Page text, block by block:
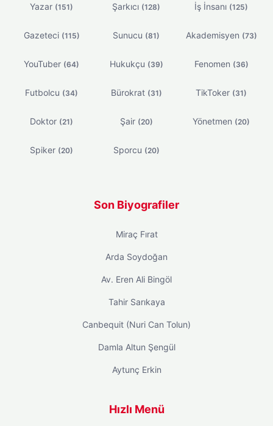
Yazar (151) Şarkıcı (128) İş İnsanı (125)
Gazeteci (115) Sunucu (81) Akademisyen (73)
YouTuber (64) Hukukçu (39) Fenomen (36)
Futbolcu (34) Bürokrat (31) TikToker (31)
Doktor (21) Şair (20) Yönetmen (20)
Spiker (20) Sporcu (20)
Son Biyografiler
Miraç Fırat
Arda Soydoğan
Av. Eren Ali Bingöl
Tahir Sarıkaya
Canbequit (Nuri Can Tolun)
Damla Altun Şengül
Aytunç Erkin
Hızlı Menü